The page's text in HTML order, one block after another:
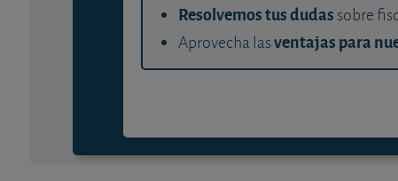
Resolvemos tus dudas sobre
Aprovecha lasventajas para